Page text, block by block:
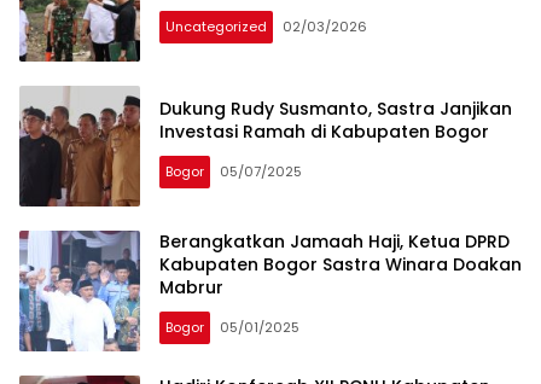
Uncategorized 02/03/2026
Dukung Rudy Susmanto, Sastra Janjikan
Investasi Ramah di Kabupaten Bogor
Bogor 05/07/2025
Berangkatkan Jamaah Haji, Ketua DPRD
Kabupaten Bogor Sastra Winara Doakan
Mabrur
Bogor 05/01/2025